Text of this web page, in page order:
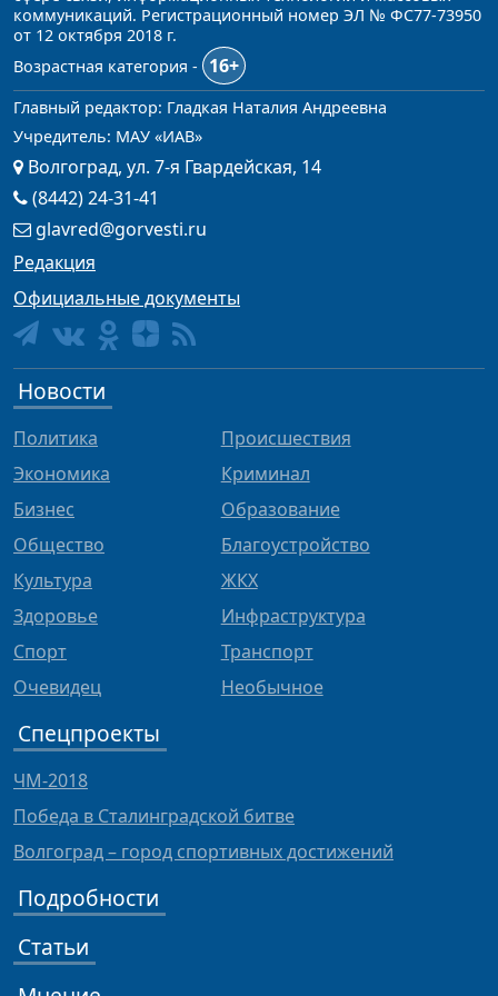
коммуникаций. Регистрационный номер ЭЛ № ФС77-73950
от 12 октября 2018 г.
Возрастная категория -
16+
Главный редактор: Гладкая Наталия Андреевна
Учредитель: МАУ «ИАВ»
Волгоград, ул. 7-я Гвардейская, 14
(8442) 24-31-41
glavred@gorvesti.ru
Редакция
Официальные документы
Новости
Политика
Экономика
Бизнес
Общество
Культура
Здоровье
Спорт
Очевидец
Происшествия
Криминал
Образование
Благоустройство
ЖКХ
Инфраструктура
Транспорт
Необычное
Спецпроекты
ЧМ-2018
Победа в Сталинградской битве
Волгоград – город спортивных достижений
Подробности
Статьи